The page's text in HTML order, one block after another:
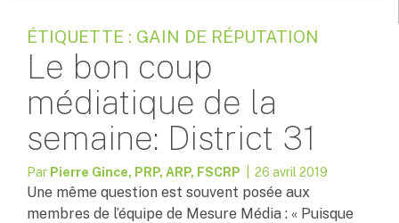
ÉTIQUETTE : GAIN DE RÉPUTATION
Le bon coup
médiatique de la
semaine: District 31
Par Pierre Gince, PRP, ARP, FSCRP | 26 avril 2019
Une même question est souvent posée aux
membres de l’équipe de Mesure Média : « Puisque